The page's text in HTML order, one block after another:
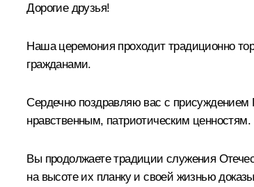
Дорогие друзья!
Наша церемония проходит традиционно
гражданами.
Сердечно поздравляю вас с присуждением
нравственным, патриотическим ценностям.
Вы продолжаете традиции служения
на высоте их планку и своей жизнью